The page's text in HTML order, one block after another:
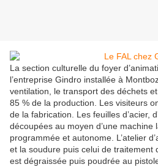
La section culturelle du foyer
l’entreprise Gindro installée à
ventilation, le transport des déchets
85 % de la production. Les visiteurs
de la fabrication. Les feuilles d’acier,
découpées au moyen d’une machine
programmée et autonome. L’atelier
et la soudure puis celui de traitement
est dégraissée puis poudrée au